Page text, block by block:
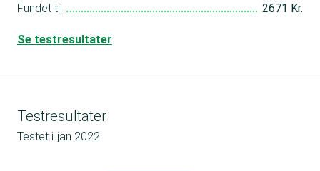
Fundet til 2671 Kr.
Se testresultater
Testresultater
Testet i jan 2022